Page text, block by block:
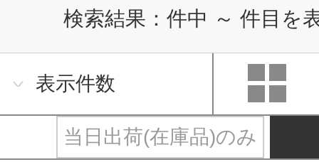
検索結果： 件中 ～ 件目を
表示件数
当日出荷(在庫品)のみ